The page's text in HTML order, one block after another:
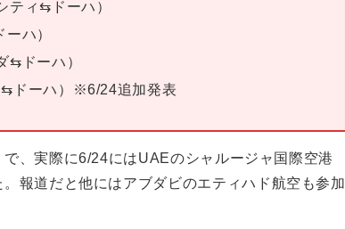
ティ⇆ドーハ）
ハ）
⇆ドーハ）
⇆ドーハ）※6/24追加発表
、実際に6/24にはUAEのシャルージャ国際空港
報道だと他にはアブダビのエティハド航空も参加